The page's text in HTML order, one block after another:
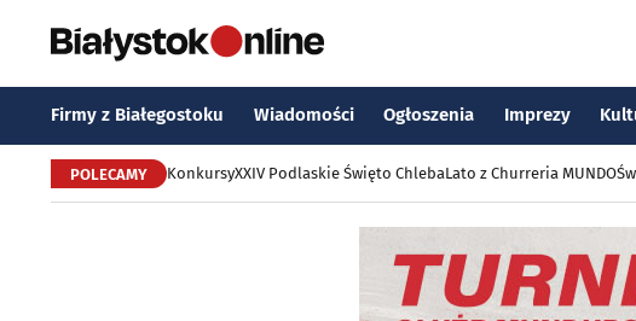
Firmy z Białegostoku Wiadomości Ogłoszenia Imprezy
POLECAMY KonkursyXXIV Podlaskie Święto ChlebaLato z Churreria MUNDO